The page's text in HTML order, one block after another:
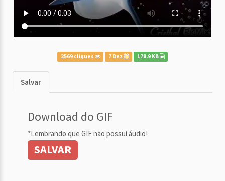
2569 cliques 7 Dez 178.9 KB
Salvar
Download do GIF
*Lembrando que GIF não possui áudio!
SALVAR